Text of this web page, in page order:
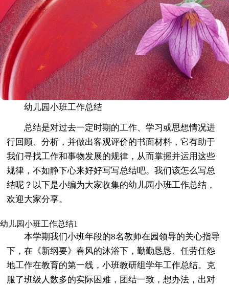
幼儿园小班工作总结
总结是对过去一定时期的工作、学习或思想情况进
行回顾、分析，并做出客观评价的书面材料，它有助于
我们寻找工作和事物发展的规律，从而掌握并运用这些
规律，不如静下心来好好写写总结吧。我们该怎么写总
结呢？以下是小编为大家收集的幼儿园小班工作总结，
欢迎大家分享。
幼儿园小班工作总结1
本学期我们小班年段的8名教师在园领导的关心指导
下，在《新纲要》春风的沐浴下，勤勤恳恳、任劳任怨
地工作在教育的第一线，小班教研组学年工作总结。克
服了班级人数多的实际困难，团结一致，想办法，出对